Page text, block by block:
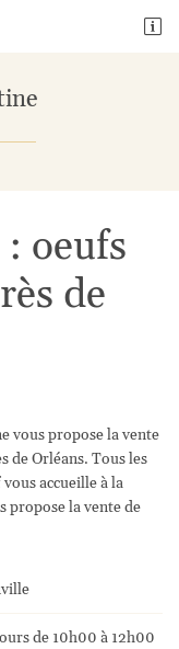

oeufs
de
vous propose la vente
de Orléans. Tous les
accueille à la
propose la vente de
de 10h00 à 12h00